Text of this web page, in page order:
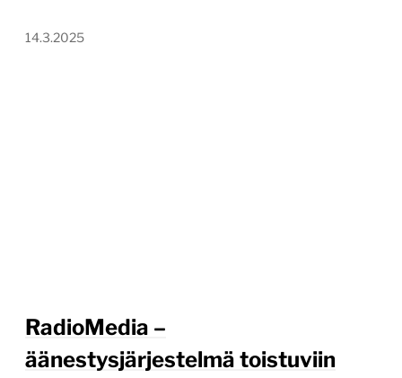
14.3.2025
RadioMedia –
äänestysjärjestelmä toistuviin